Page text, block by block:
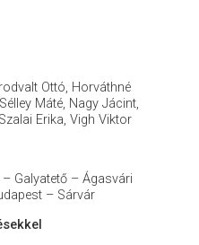
Ottó, Horváthné
Máté, Nagy Jácint,
Erika, Vigh Viktor
Galyatető – Ágasvári
– Sárvár